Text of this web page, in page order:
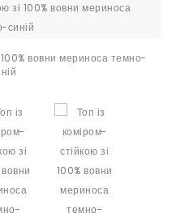
зі 100% вовни мериноса
синій